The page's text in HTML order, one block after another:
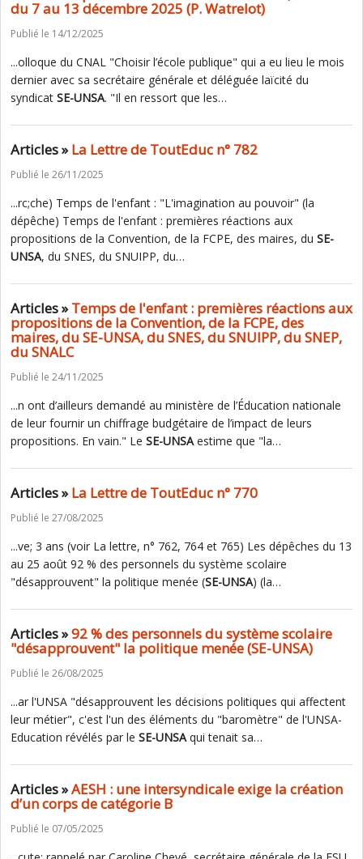
du 7 au 13 décembre 2025 (P. Watrelot)
Publié le 14/12/2025
...olloque du CNAL "Choisir l’école publique" qui a eu lieu le mois
dernier avec sa secrétaire générale et déléguée laïcité du
syndicat SE-UNSA. "Il en ressort que les…
Articles »La Lettre de ToutEduc n° 782
Publié le 26/11/2025
...rc;che) Temps de l'enfant : "L'imagination au pouvoir" (la
dépêche) Temps de l'enfant : premières réactions aux
propositions de la Convention, de la FCPE, des maires, du SE-
UNSA, du SNES, du SNUIPP, du…
Articles »Temps de l'enfant : premières réactions aux
propositions de la Convention, de la FCPE, des
maires, du SE-UNSA, du SNES, du SNUIPP, du SNEP,
du SNALC
Publié le 24/11/2025
...n ont d’ailleurs demandé au ministère de l’Éducation nationale
de leur fournir un chiffrage budgétaire de l’impact de leurs
propositions. En vain." Le SE-UNSAestime que "la…
Articles »La Lettre de ToutEduc n° 770
Publié le 27/08/2025
...ve; 3 ans (voir La lettre, n° 762, 764 et 765) Les dépêches du 13
au 25 août 92 % des personnels du système scolaire
"désapprouvent" la politique menée (SE-UNSA) (la…
Articles »92 % des personnels du système scolaire
"désapprouvent" la politique menée (SE-UNSA)
Publié le 26/08/2025
...ar l'UNSA "désapprouvent les décisions politiques qui affectent
leur métier", c'est l'un des éléments du "baromètre" de l'UNSA-
Education révélés par le SE-UNSAqui tenait sa…
Articles »AESH : une intersyndicale exige la création
d’un corps de catégorie B
Publié le 07/05/2025